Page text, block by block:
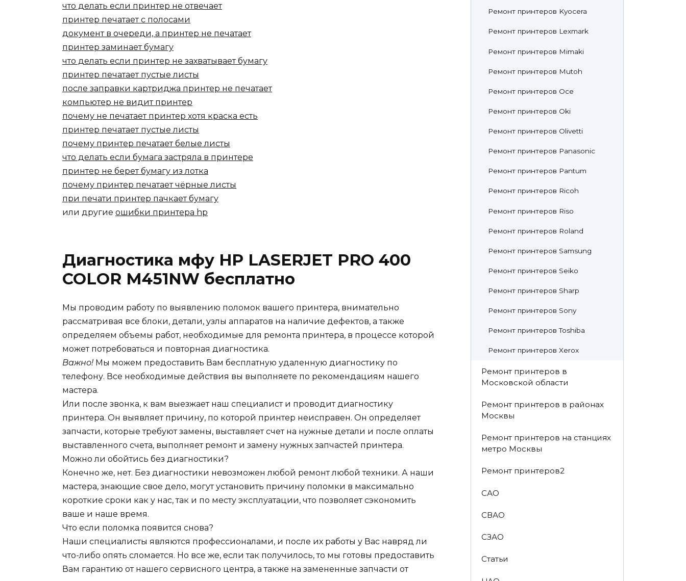
что делать если принтер не отвечает
принтер печатает с полосами
документ в очереди, а принтер не печатает
принтер заминает бумагу
что делать если принтер не захватывает бумагу
принтер печатает пустые листы
после заправки картриджа принтер не печатает
компьютер не видит принтер
почему не печатает принтер хотя краска есть
принтер печатает пустые листы
почему принтер печатает белые листы
что делать если бумага застряла в принтере
принтер не берет бумагу из лотка
почему принтер печатает чёрные листы
при печати принтер пачкает бумагу
или другие ошибки принтера hp
Диагностика мфу HP LASERJET PRO 400
COLOR M451NW бесплатно
Мы проводим работу по выявлению поломок вашего принтера, внимательно
рассматривая все блоки, детали, узлы аппаратов на наличие дефектов, а также
определяем объемы работ, необходимые для ремонта принтера, в процессе которой
может потребоваться и повторная диагностика.
Важно! Мы можем предоставить Вам бесплатную удаленную диагностику по
телефону. Все необходимые действия вы выполняете по рекомендациям нашего
мастера.
Или после звонка, к вам выезжает наш специалист и проводит диагностику
принтера. Он выявляет причину, по которой принтер неисправен. Он определяет
запчасти, которые требуют замены, выставляет счет на нужные детали и после оплаты
выставленного счета, выполняет ремонт и замену нужных запчастей принтера.
Можно ли обойтись без диагностики?
Конечно же, нет. Без диагностики невозможен любой ремонт любой техники. А наши
мастера, знающие свое дело, могут установить причину поломки в максимально
короткие сроки как у нас, так и по месту эксплуатации, что позволяет сэкономить
ваше и наше время.
Что если поломка появится снова?
Наши специалисты являются профессионалами, и после их работы у Вас навряд ли
что-либо опять сломается. Но все же, если так получилось, то мы готовы предоставить
Вам гарантию от нашего сервисного центра, а также на замененные запчасти от
Ремонт принтеров Kyocera
Ремонт принтеров Lexmark
Ремонт принтеров Mimaki
Ремонт принтеров Mutoh
Ремонт принтеров Oce
Ремонт принтеров Oki
Ремонт принтеров Olivetti
Ремонт принтеров Panasonic
Ремонт принтеров Pantum
Ремонт принтеров Ricoh
Ремонт принтеров Riso
Ремонт принтеров Roland
Ремонт принтеров Samsung
Ремонт принтеров Seiko
Ремонт принтеров Sharp
Ремонт принтеров Sony
Ремонт принтеров Toshiba
Ремонт принтеров Xerox
Ремонт принтеров в
Московской области
Ремонт принтеров в районах
Москвы
Ремонт принтеров на станциях
метро Москвы
Ремонт принтеров2
САО
СВАО
СЗАО
Статьи